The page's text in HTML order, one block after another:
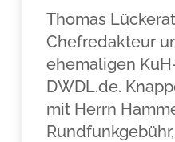
Thomas
Chefredakteur
ehemaligen
DWDL.de.
mit Herrn